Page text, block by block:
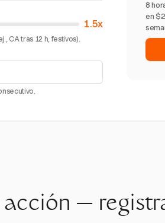
1.5x
CA tras 12 h, festivos).
8
en
—